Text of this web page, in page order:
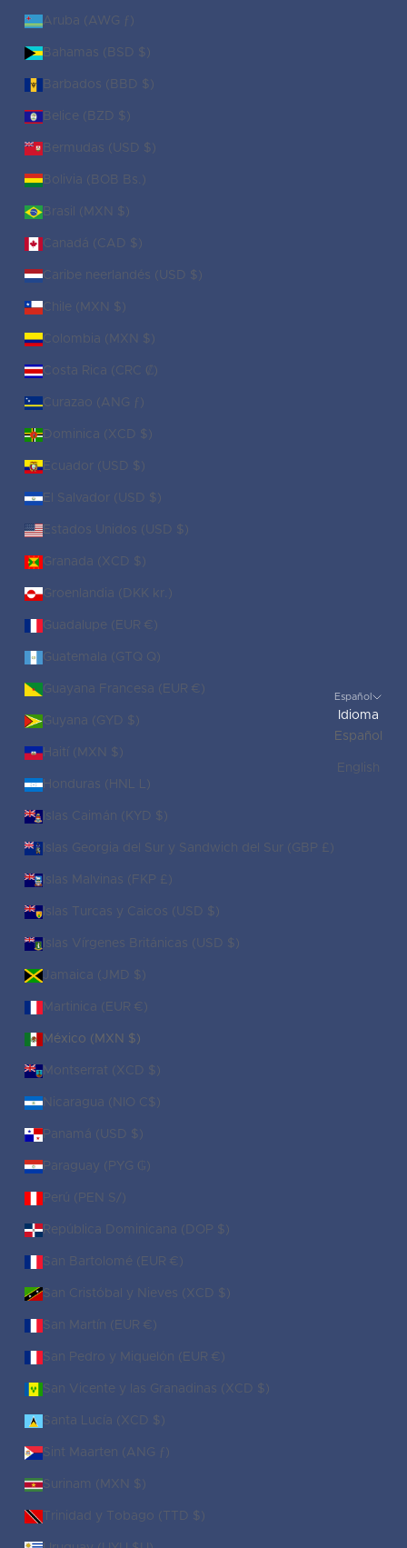
Aruba (AWG ƒ)
Bahamas (BSD $)
Barbados (BBD $)
Belice (BZD $)
Bermudas (USD $)
Bolivia (BOB Bs.)
Brasil (MXN $)
Canadá (CAD $)
Caribe neerlandés (USD $)
Chile (MXN $)
Colombia (MXN $)
Costa Rica (CRC ₡)
Curazao (ANG ƒ)
Dominica (XCD $)
Ecuador (USD $)
El Salvador (USD $)
Estados Unidos (USD $)
Granada (XCD $)
Groenlandia (DKK kr.)
Guadalupe (EUR €)
Guatemala (GTQ Q)
Guayana Francesa (EUR €)
Guyana (GYD $)
Haití (MXN $)
Honduras (HNL L)
Islas Caimán (KYD $)
Islas Georgia del Sur y Sandwich del Sur (GBP £)
Islas Malvinas (FKP £)
Islas Turcas y Caicos (USD $)
Islas Vírgenes Británicas (USD $)
Jamaica (JMD $)
Martinica (EUR €)
México (MXN $)
Montserrat (XCD $)
Nicaragua (NIO C$)
Panamá (USD $)
Paraguay (PYG ₲)
Perú (PEN S/)
República Dominicana (DOP $)
San Bartolomé (EUR €)
San Cristóbal y Nieves (XCD $)
San Martín (EUR €)
San Pedro y Miquelón (EUR €)
San Vicente y las Granadinas (XCD $)
Santa Lucía (XCD $)
Sint Maarten (ANG ƒ)
Surinam (MXN $)
Trinidad y Tobago (TTD $)
Español
Idioma
Español
English